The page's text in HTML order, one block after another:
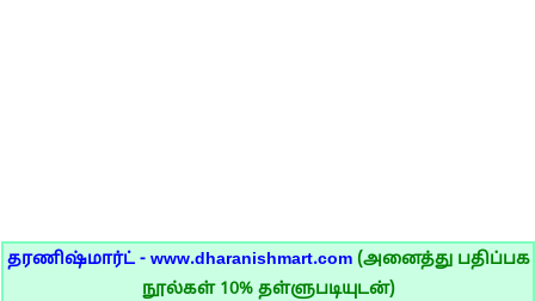
தரணிஷ்மார்ட் - www.dharanishmart.com (அனைத்து பதிப்பக
நூல்கள் 10% தள்ளுபடியுடன்)